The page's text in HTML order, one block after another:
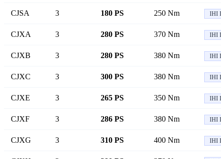
CJSA 3 180 PS 250 Nm IHI
CJXA 3 280 PS 370 Nm IHI
CJXB 3 280 PS 380 Nm IHI
CJXC 3 300 PS 380 Nm IHI
CJXE 3 265 PS 350 Nm IHI
CJXF 3 286 PS 380 Nm IHI
CJXG 3 310 PS 400 Nm IHI